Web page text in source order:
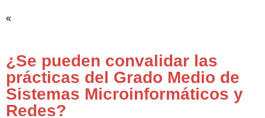
«
¿Se pueden convalidar las
prácticas del Grado Medio de
Sistemas Microinformáticos y
Redes?